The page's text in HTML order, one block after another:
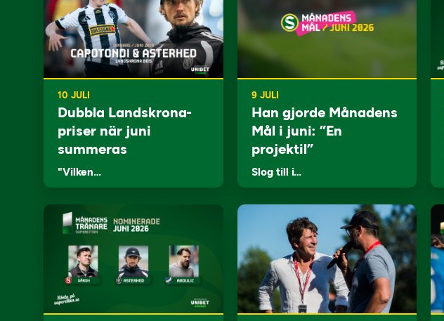
10 JULI
Dubbla Landskrona-
priser när juni
summeras
"Vilken…
9 JULI
Han gjorde Månadens
Mål i juni: ”En
projektil”
Slog till i…